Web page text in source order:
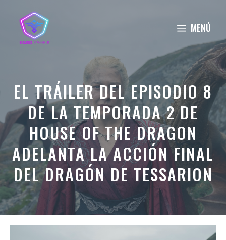
contenido
MENÚ
EL TRÁILER DEL EPISODIO 8
DE LA TEMPORADA 2 DE
HOUSE OF THE DRAGON
ADELANTA LA ACCIÓN FINAL
DEL DRAGÓN DE TESSARION